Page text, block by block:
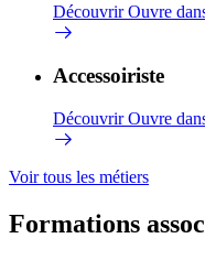
DécouvrirOuvre
Accessoiriste
DécouvrirOuvre
Voir tous les métiers
Formations